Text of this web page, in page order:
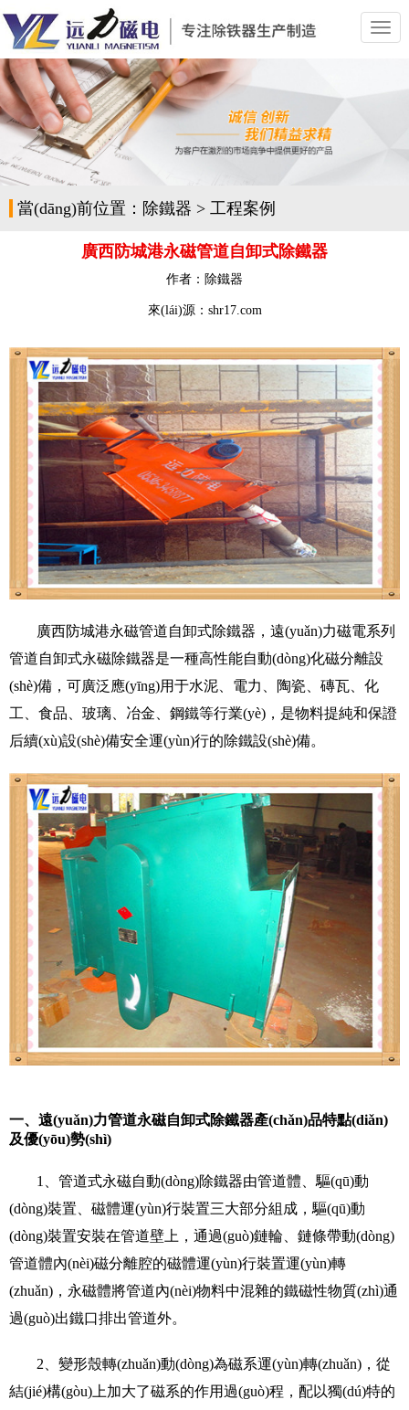
切
換
當(dāng)前位置： 除鐵器 > 工程案例
廣西防城港永磁管道自卸式除鐵器
作者： 除鐵器
來(lái)源：shr17.com
廣西防城港永磁管道自卸式除鐵器 ，遠(yuǎn)力磁電系列
管道自卸式永磁除鐵器是一種高性能自動(dòng)化磁分離設
(shè)備，可廣泛應(yīng)用于水泥、電力、陶瓷、磚瓦、化
工、食品、玻璃、冶金、鋼鐵等行業(yè)，是物料提純和保證
后續(xù)設(shè)備安全運(yùn)行的除鐵設(shè)備。
一、遠(yuǎn)力管道永磁自卸式除鐵器產(chǎn)品特點(diǎn)
及優(yōu)勢(shì)
1、管道式永磁自動(dòng)除鐵器由管道體、驅(qū)動
(dòng)裝置、磁體運(yùn)行裝置三大部分組成，驅(qū)動
(dòng)裝置安裝在管道壁上，通過(guò)鏈輪、鏈條帶動(dòng)
管道體內(nèi)磁分離腔的磁體運(yùn)行裝置運(yùn)轉
(zhuǎn)，永磁體將管道內(nèi)物料中混雜的鐵磁性物質(zhì)通
過(guò)出鐵口排出管道外。
2、變形殼轉(zhuǎn)動(dòng)為磁系運(yùn)轉(zhuǎn)，從
結(jié)構(gòu)上加大了磁系的作用過(guò)程，配以獨(dú)特的